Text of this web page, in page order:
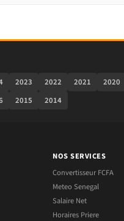
2023 2022 2021 2020
2015 2014
NOS SERVICES
Convertisseur FCFA
Meteo Senegal
Salaire Net
Horaires Priere